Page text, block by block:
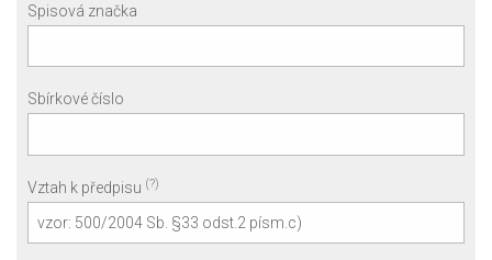
Spisová značka
Sbírkové číslo
Vztah k předpisu (?)